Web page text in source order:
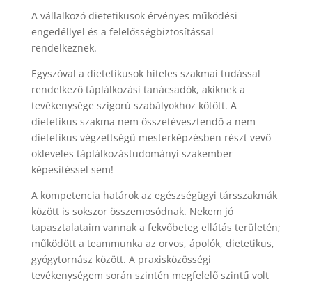
A vállalkozó dietetikusok érvényes működési
engedéllyel és a felelősségbiztosítással
rendelkeznek.
Egyszóval a dietetikusok hiteles szakmai tudással
rendelkező táplálkozási tanácsadók, akiknek a
tevékenysége szigorú szabályokhoz kötött. A
dietetikus szakma nem összetévesztendő a nem
dietetikus végzettségű mesterképzésben részt vevő
okleveles táplálkozástudományi szakember
képesítéssel sem!
A kompetencia határok az egészségügyi társszakmák
között is sokszor összemosódnak. Nekem jó
tapasztalataim vannak a fekvőbeteg ellátás területén;
működött a teammunka az orvos, ápolók, dietetikus,
gyógytornász között. A praxisközösségi
tevékenységem során szintén megfelelő szintű volt